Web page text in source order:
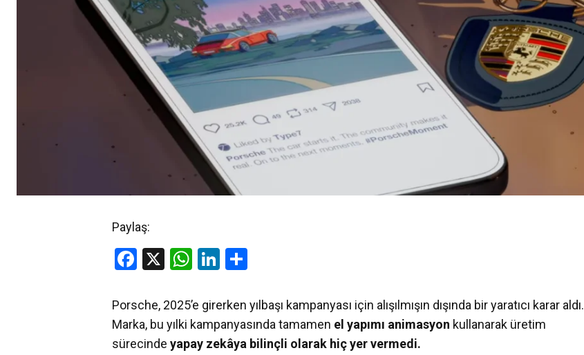
Paylaş:
Facebook
X WhatsApp
LinkedIn
Porsche, 2025’e girerken yılbaşı kampanyası için alışılmışın dışında bir yaratıcı karar aldı.
Marka, bu yılki kampanyasında tamamen el yapımı animasyon kullanarak üretim
sürecinde yapay zekâya bilinçli olarak hiç yer vermedi.